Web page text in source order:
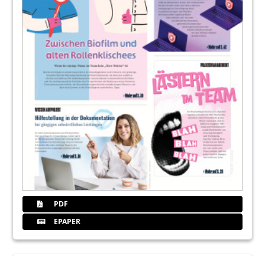
15MIH und MMH: Wie ist der Stand 2024?
Marlene Hartinger
Volkskrankheit Parodontitis – hat
Parodontitis eine autoimmune
Komponente?
Dr. Dr. Christa Eder
Dental News to go: Die Welt der
Zahnmedizin jetzt bei WhatsApp
Aus der Trickkiste einer
Dentalhygienikerin: Aromatherapie
DH Sabrina Dogan
20minilu GmbH
PDF
EPAPER